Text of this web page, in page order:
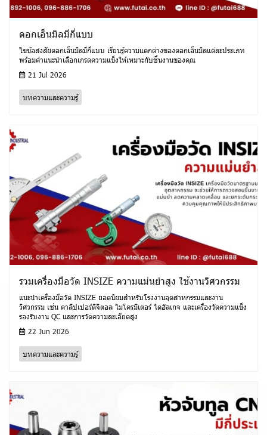
ดอกเอ็นมิลมีกี่แบบ
ไขข้อสงสัยดอกเอ็นมิลมีกี่แบบ เรียนรู้ความแตกต่างของดอกเอ็นมิลแต่ละประเภท
พร้อมคำแนะนำเลือกเกรดความแข็งให้เหมาะกับชิ้นงานของคุณ
21 Jul 2026
บทความและความรู้
รวมเครื่องมือวัด INSIZE ความแม่นยำสูง ใช้งานวิศวกรรม
แนะนำเครื่องมือวัด INSIZE ยอดนิยมสำหรับโรงงานอุตสาหกรรมและงาน
วิศวกรรม เช่น คาลิปเปอร์ดิจิตอล ไมโครมิเตอร์ ไดอัลเกจ และเครื่องวัดความแข็ง
รองรับงาน QC และการวัดความละเอียดสูง
22 Jun 2026
บทความและความรู้